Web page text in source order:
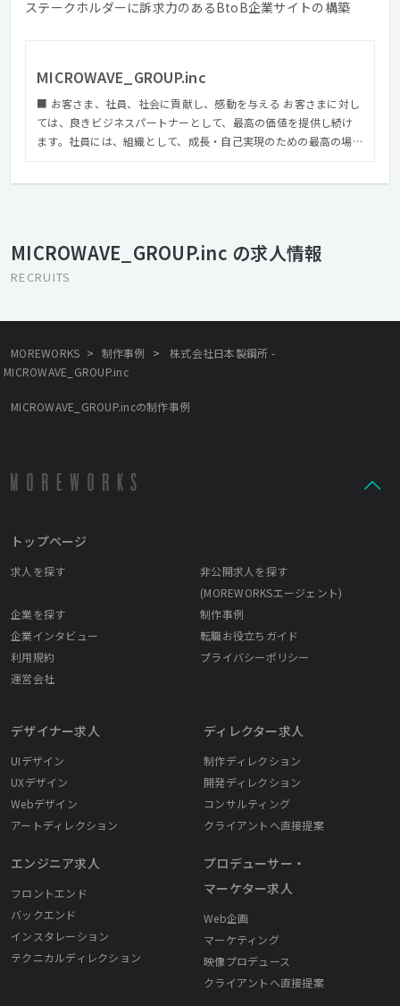
ステークホルダーに訴求力のあるBtoB企業サイトの構築
MICROWAVE_GROUP.inc
■ お客さま、社員、社会に貢献し、感動を与える お客さまに対し
ては、良きビジネスパートナーとして、最高の価値を提供し続け
ます。社員には、組織として、成長・自己実現のための最高の場を
の分野のバランスを常に保つことで、良いサービスがご提供でき
ると考えております。故事では「三本の矢は折れない」と言いま
の集まりです。マイクロウェーブの全てのスタッフが、柔軟な発
想のもとで、それぞれの個性と創造力を発揮し、チームワークを
実現できる組織づくりをめざし、組織としての意味を持ち続けて
MICROWAVE_GROUP.inc の求人情報
RECRUITS
MOREWORKS > 制作事例 >
株式会社日本製鋼所 -
MICROWAVE_GROUP.inc
MICROWAVE_GROUP.incの制作事例
トップページ
求人を探す
非公開求人を探す
(MOREWORKSエージェント)
企業を探す
制作事例
企業インタビュー
転職お役立ちガイド
利用規約
プライバシーポリシー
運営会社
デザイナー求人
UIデザイン
UXデザイン
Webデザイン
アートディレクション
エンジニア求人
フロントエンド
バックエンド
インスタレーション
テクニカルディレクション
ディレクター求人
制作ディレクション
開発ディレクション
コンサルティング
クライアントへ直接提案
プロデューサー・
マーケター求人
Web企画
マーケティング
映像プロデュース
クライアントへ直接提案